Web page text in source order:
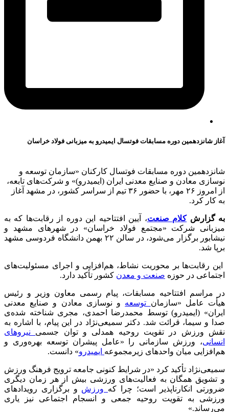
آغاز شانزدهمین دوره مسابقات فوتسال ایمیدرو به میزبانی فولاد خراسان
شانزدهمین دوره مسابقات فوتسال کارکنان «سازمان توسعه و
نوسازی معادن و صنایع معدنی ایران (ایمیدرو)» و شرکت‌های تابعه،
از امروز ۲۶ مهر، با حضور ۳۶ تیم از سراسر کشور، در مشهد آغاز
به کار کرد.
به گزارشکلام صنعت، آیین افتتاحیه این دوره از رقابت‌ها که به
میزبانی شرکت «مجتمع فولاد خراسان» در شهرهای مشهد و‌
نیشابور برگزار می‌شود، در سالن ۲۲ بهمن دانشگاه فردوسی مشهد
برپا شد.
این رقابت‌ها بر محوریت نشاط، هم‌افزایی و اجرای مسئولیت‌های
اجتماعی در حوزه صنعت و معدن کشور تأکید دارد.
در مراسم افتتاحیه مسابقات، پیام رسمی معاون وزیر و رئیس
هیأت عامل «سازمان توسعه و نوسازی معادن و صنایع معدنی
ایران» (ایمیدرو) توسط محمدرضا احمدی، مجری شناخته شده‌ی
صدا و سیما، قرائت شد. دکتر سمیعی‌نژاد در این پیام، با اشاره به
نقش ورزش در تقویت روحیه همدلی و توان جسمی نیروهای
انسانی، ورزش سازمانی را «عامل پیشران توسعه بهره‌وری و
هم‌افزایی میان واحدهای زیرمجموعه ایمیدرو» دانست.
سمیعی‌نژاد تأکید کرد «در شرایط کنونی جامعه ترویج فرهنگ ورزش
و تشویق همگان به فعالیت‌های ورزشی بیش از هر زمان دیگری
ضرورتی انکارناپذیر است؛ چرا که ورزش‌ و برگزاری رویدادهای
ورزشی به تقویت روحیه جمعی و انسجام اجتماعی نیز یاری
می‌رساند.»